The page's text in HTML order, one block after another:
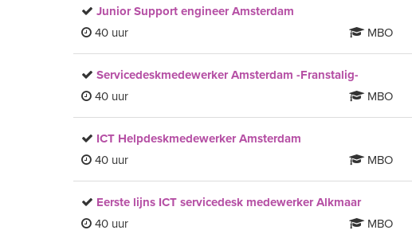
Junior Support engineer Amsterdam
40 uur
MBO
Servicedeskmedewerker Amsterdam -Franstalig-
40 uur
MBO
ICT Helpdeskmedewerker Amsterdam
40 uur
MBO
Eerste lijns ICT servicedesk medewerker Alkmaar
40 uur
MBO